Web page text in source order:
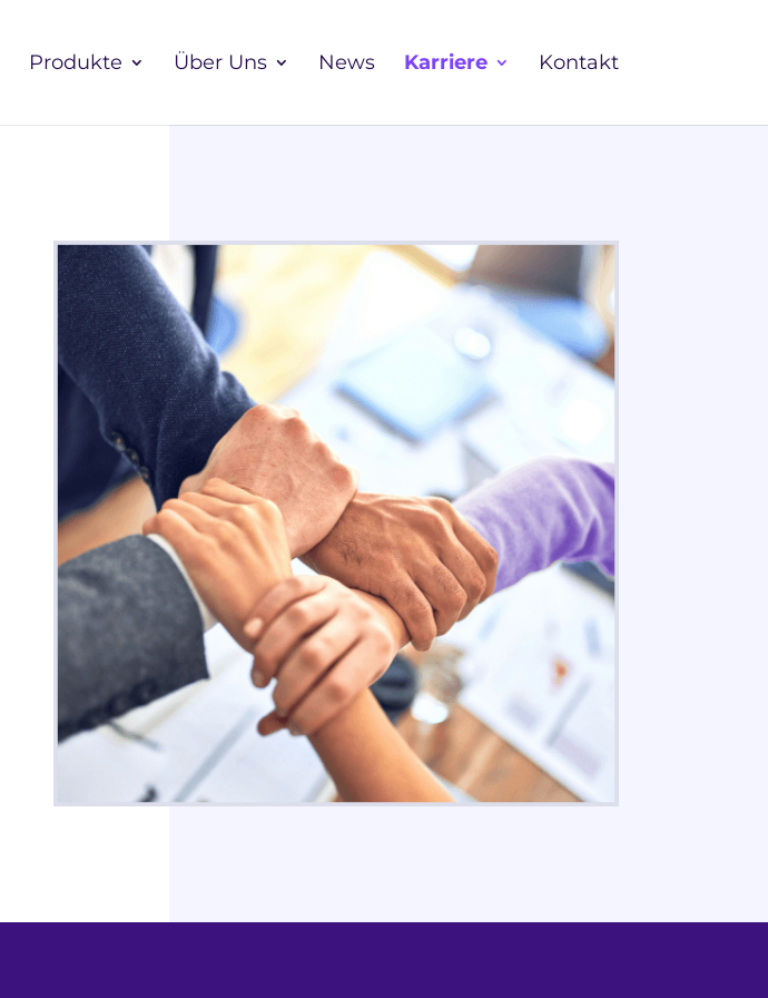
Produkte Über Uns News Karriere Kontakt